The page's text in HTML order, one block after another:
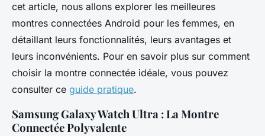
cet article, nous allons explorer les meilleures
montres connectées Android pour les femmes, en
détaillant leurs fonctionnalités, leurs avantages et
leurs inconvénients. Pour en savoir plus sur comment
choisir la montre connectée idéale, vous pouvez
consulter ce guide pratique.
Samsung Galaxy Watch Ultra : La Montre
Connectée Polyvalente